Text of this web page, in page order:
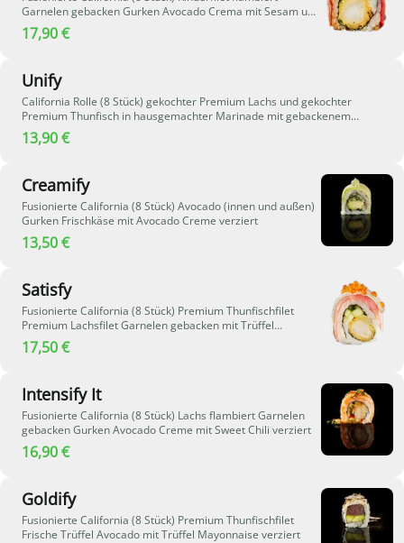
Garnelen gebacken Gurken Avocado Crema mit Sesam und
Teriyaki Sauce verziert
17,90 €
Unify
California Rolle (8 Stück) gekochter Premium Lachs und gekochter
Premium Thunfisch in hausgemachter Marinade mit gebackenem
Spargel, Mango Sauce, mit Kimchi Sesam und Schnittlauch verziert
13,90 €
Creamify
Fusionierte California (8 Stück) Avocado (innen und außen)
Gurken Frischkäse mit Avocado Creme verziert
13,50 €
Satisfy
Fusionierte California (8 Stück) Premium Thunfischfilet
Premium Lachsfilet Garnelen gebacken mit Trüffel
Mayonnaise und Kaviar verziert
17,50 €
Intensify It
Fusionierte California (8 Stück) Lachs flambiert Garnelen
gebacken Gurken Avocado Creme mit Sweet Chili verziert
16,90 €
Goldify
Fusionierte California (8 Stück) Premium Thunfischfilet
Frische Trüffel Avocado mit Trüffel Mayonnaise verziert